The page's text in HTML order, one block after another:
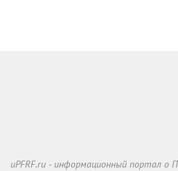
uPFRF.ru - информационный портал о